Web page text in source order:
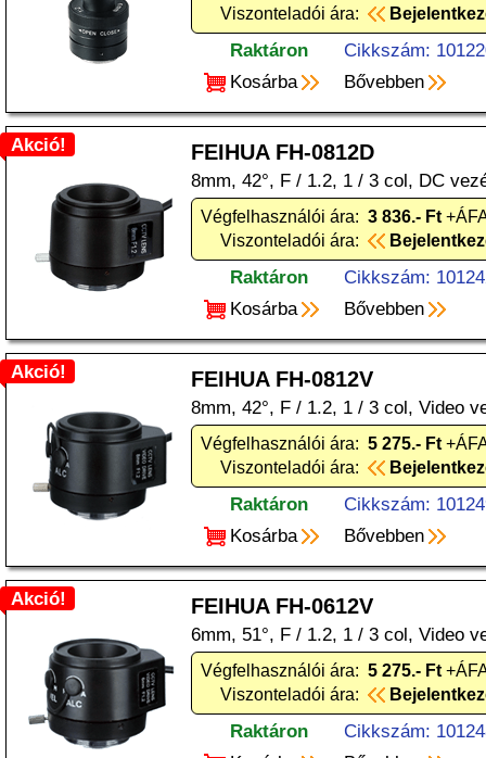
Viszonteladói ára:
Raktáron
Cikkszám:
Kosárba
Bővebben
Akció! FEIHUA FH-0812D
8mm, 42°, F / 1.2, 1 / 3 col, DC
Végfelhasználói ára: 3 836.- Ft
Viszonteladói ára:
Raktáron
Cikkszám:
Kosárba
Bővebben
Akció! FEIHUA FH-0812V
8mm, 42°, F / 1.2, 1 / 3 col, Video
Végfelhasználói ára: 5 275.- Ft
Viszonteladói ára:
Raktáron
Cikkszám:
Kosárba
Bővebben
Akció! FEIHUA FH-0612V
6mm, 51°, F / 1.2, 1 / 3 col, Video
Végfelhasználói ára: 5 275.- Ft
Viszonteladói ára:
Raktáron
Cikkszám: